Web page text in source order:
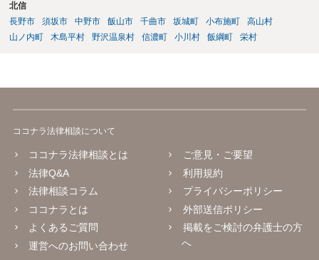
北信
長野市
須坂市 中野市 飯山市 千曲市 坂城町 小布施町
高山村
山ノ内町
木島平村 野沢温泉村 信濃町 小川村 飯綱町 栄村
ココナラ法律相談について
ココナラ法律相談とは
法律Q&A
法律相談コラム
ココナラとは
よくあるご質問
運営へのお問い合わせ
ご意見・ご要望
利用規約
プライバシーポリシー
外部送信ポリシー
掲載をご検討の弁護士の方
へ